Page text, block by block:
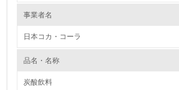
コカ･コーラシステムは世界共通で、KORE（
ョン管理を行っています。原材料の調達から製造
および「労働安全衛生」に関する基準を網羅した
環境方針を持っている
環境対応の責任体制を定めている
事業者名
日本コカ・コーラ
品名・名称
炭酸飲料